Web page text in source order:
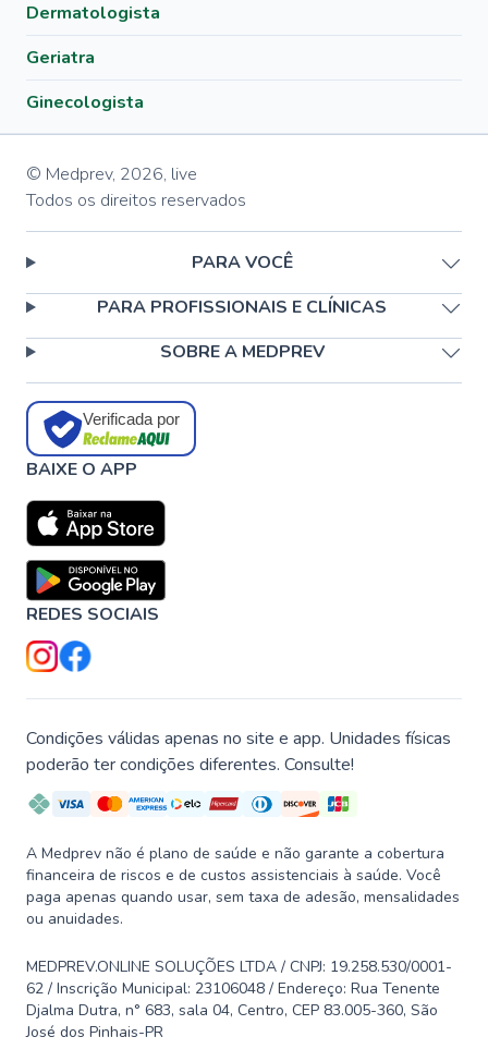
Dermatologista
Geriatra
Ginecologista
© Medprev, 2026, live
Todos os direitos reservados
PARA VOCÊ
PARA PROFISSIONAIS E CLÍNICAS
SOBRE A MEDPREV
Verificada por
BAIXE O APP
REDES SOCIAIS
Condições válidas apenas no site e app. Unidades físicas
poderão ter condições diferentes. Consulte!
A Medprev não é plano de saúde e não garante a cobertura
financeira de riscos e de custos assistenciais à saúde. Você
paga apenas quando usar, sem taxa de adesão, mensalidades
ou anuidades.
MEDPREV.ONLINE SOLUÇÕES LTDA / CNPJ: 19.258.530/0001-
62 / Inscrição Municipal: 23106048 / Endereço: Rua Tenente
Djalma Dutra, n° 683, sala 04, Centro, CEP 83.005-360, São
José dos Pinhais-PR